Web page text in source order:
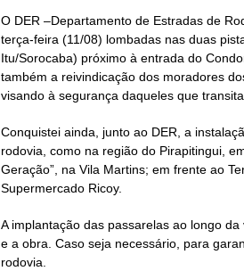
O DER –Departamento de Estradas de
terça-feira (11/08) lombadas nas duas
Itu/Sorocaba) próximo à entrada do
também a reivindicação dos moradores
visando à segurança daqueles que
Conquistei ainda, junto ao DER, a
rodovia, como na região do Pirapitingui,
Geração”, na Vila Martins; em frente ao
Supermercado Ricoy.
A implantação das passarelas ao longo
e a obra. Caso seja necessário, para
rodovia.